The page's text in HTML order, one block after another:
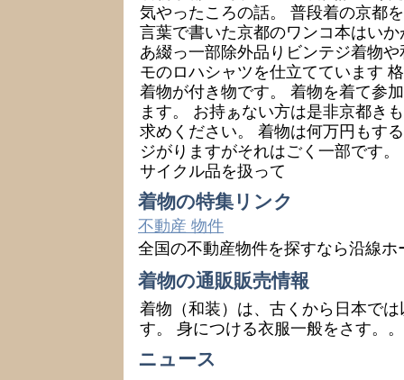
気やったころの話。 普段着の京都
言葉で書いた京都のワンコ本はい
あ綴っ一部除外品りビンテジ着物
モのロハシャツを仕立てています
着物が付き物です。 着物を着て参
ます。 お持ぁない方は是非京都き
求めください。 着物は何万円もす
ジがりますがそれはごく一部です
サイクル品を扱って
着物の特集リンク
不動産 物件
全国の不動産物件を探すなら沿線
着物の通販販売情報
着物（和装）は、古くから日本で
す。 身につける衣服一般をさす。。
ニュース